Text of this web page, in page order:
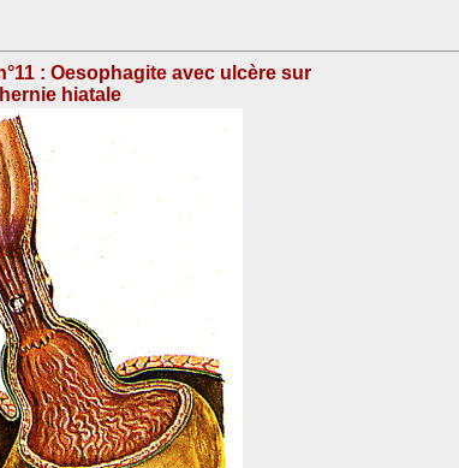
: Oesophagite avec ulcère sur
hernie hiatale